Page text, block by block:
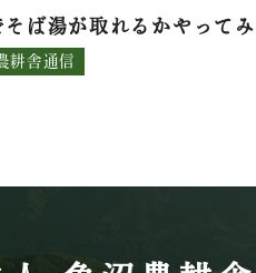
そば湯が取れるかやって
耕舎通信